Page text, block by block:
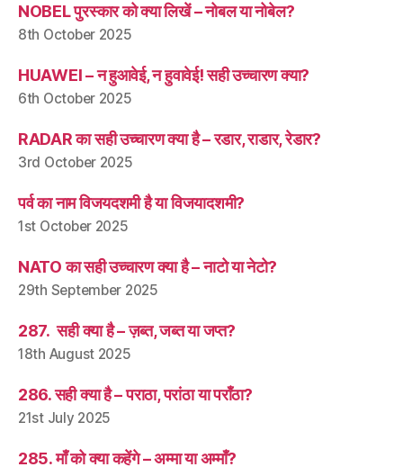
NOBEL पुरस्कार को क्या लिखें – नोबल या नोबेल?
8th October 2025
HUAWEI – न हुआवेई, न हुवावेई! सही उच्चारण क्या?
6th October 2025
RADAR का सही उच्चारण क्या है – रडार, राडार, रेडार?
3rd October 2025
पर्व का नाम विजयदशमी है या विजयादशमी?
1st October 2025
NATO का सही उच्चारण क्या है – नाटो या नेटो?
29th September 2025
287. सही क्या है – ज़ब्त, जब्त या जप्त?
18th August 2025
286. सही क्या है – पराठा, परांठा या पराँठा?
21st July 2025
285. माँ को क्या कहेंगे – अम्मा या अम्माँ?